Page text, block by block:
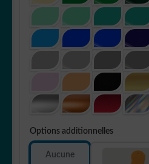
Options additionnelles
Aucune